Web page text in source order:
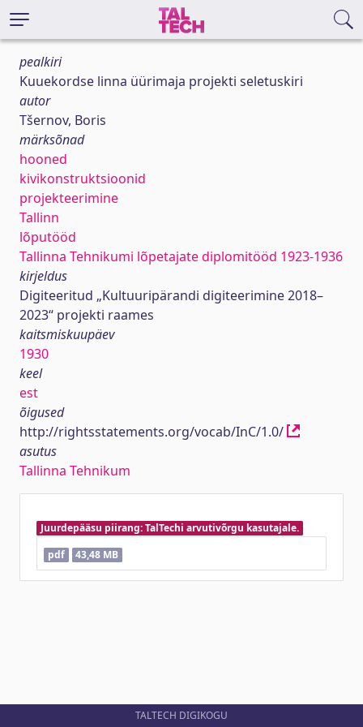
pealkiri
Kuuekordse linna üürimaja projekti seletuskiri
autor
Tšernov, Boris
märksõnad
hooned
kivikonstruktsioonid
projekteerimine
Tallinn
lõputööd
Tallinna Tehnikumi lõpetajate diplomitööd 1923-1936
kirjeldus
Digiteeritud „Kultuuripärandi digiteerimine 2018–
2023“ projekti raames
kaitsmiskuupäev
1930
keel
est
õigused
http://rightsstatements.org/vocab/InC/1.0/
asutus
Tallinna Tehnikum
Juurdepääsu piirang: TalTechi arvutivõrgu kasutajale.
pdf
43,48 MB
TALTECH DIGIKOGU